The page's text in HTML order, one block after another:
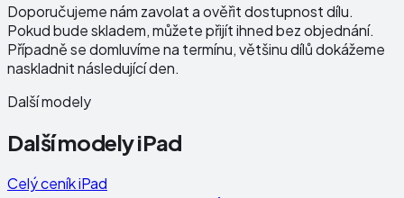
Doporučujeme nám zavolat a ověřit dostupnost dílu.
Pokud bude skladem, můžete přijít ihned bez objednání.
Případně se domluvíme na termínu, většinu dílů dokážeme
naskladnit následující den.
Další modely
Další modelyiPad
Celý ceníkiPad